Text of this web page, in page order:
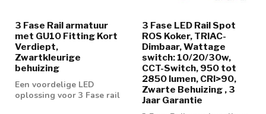
3 Fase Rail armatuur
met GU10 Fitting Kort
Verdiept,
Zwartkleurige
behuizing
Een voordelige LED
oplossing voor 3 Fase rail
3 Fase LED Rail Spot
ROS Koker, TRIAC-
Dimbaar, Wattage
switch: 10/20/30w,
CCT-Switch, 950 tot
2850 lumen, CRI>90,
Zwarte Behuizing , 3
Jaar Garantie